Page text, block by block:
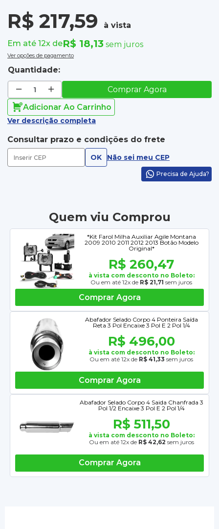
R$ 217,59
à vista
Em até 12x deR$ 18,13 sem juros
Ver opções de pagamento
Quantidade:
Comprar Agora
Adicionar Ao Carrinho
Ver descrição completa
Consultar prazo e condições do frete
OK Não sei meu CEP
Precisa de Ajuda?
Quem viu Comprou
*Kit Farol Milha Auxiliar Agile Montana
2009 2010 2011 2012 2013 Botão Modelo
Original*
R$ 260,47
à vista com desconto no Boleto:
Ou em até 12x de R$ 21,71 sem juros
Comprar Agora
Abafador Selado Corpo 4 Ponteira Saída
Reta 3 Pol Encaixe 3 Pol E 2 Pol 1/4
R$ 496,00
à vista com desconto no Boleto:
Ou em até 12x de R$ 41,33 sem juros
Comprar Agora
Abafador Selado Corpo 4 Saida Chanfrada 3
Pol 1/2 Encaixe 3 Pol E 2 Pol 1/4
R$ 511,50
à vista com desconto no Boleto:
Ou em até 12x de R$ 42,62 sem juros
Comprar Agora